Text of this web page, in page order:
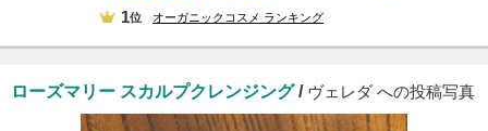
1位 オーガニックコスメ ランキング
ローズマリー スカルプクレンジング/ ヴェレダ への投稿写真